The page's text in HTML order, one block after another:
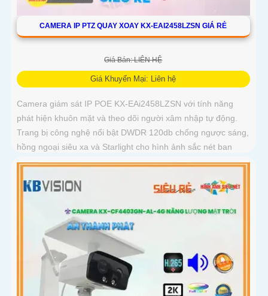
CAMERA IP PTZ QUAY XOAY KX-EAI2458LZSN GIÁ RẺ
Giá Bán: LIÊN HỆ
Giá Khuyến Mại: Liên hệ
Camera giám sát IP POE KX-EAi2458LZSN với tính năng
phát hiện khuôn mặt và theo dõi người xâm nhập tự động.
Trang bị công nghệ nổi bật DWDR 120db chống ngược sáng,
hồng ngoại siêu xa và Starlight cho hình ảnh sắc nét ban
đêm